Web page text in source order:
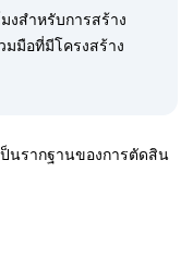
งสำหรับการสร้าง
มมือที่มีโครงสร้าง
นรากฐานของการตัดสิน